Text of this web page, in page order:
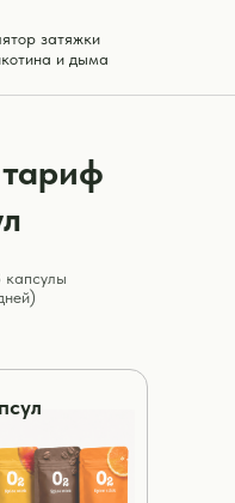
затяжки
и дыма
капсулы